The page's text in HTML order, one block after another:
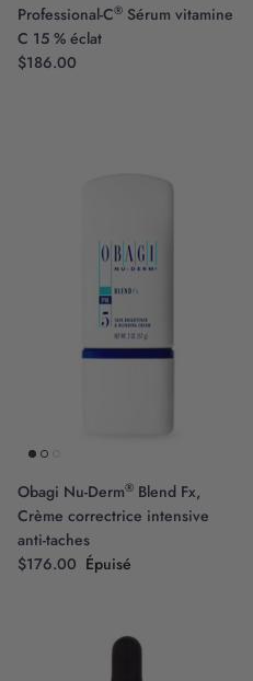
Professional-C® Sérum vitamine
C 15 % éclat
$186.00
Obagi Nu-Derm® Blend Fx,
Crème correctrice intensive
anti-taches
$176.00 Épuisé